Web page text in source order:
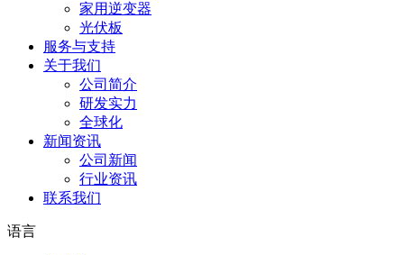
家用逆变器
光伏板
服务与支持
关于我们
公司简介
研发实力
全球化
新闻资讯
公司新闻
行业资讯
联系我们
语言